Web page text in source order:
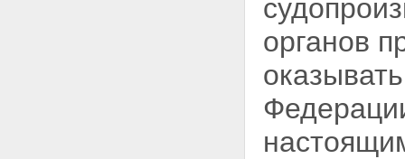
органов